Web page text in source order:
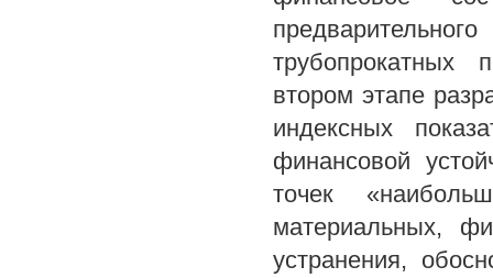
трубопрокатных
втором этапе
индексных
финансовой
точек
материальных,
устранения,